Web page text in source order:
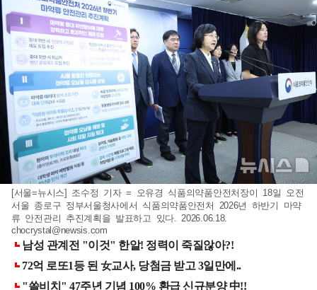
[서울=뉴시스] 조수정 기자 = 오유경 식품의약품안전처장이 18일 오전
서울 종로구 정부서울청사에서 식품의약품안전처 2026년 하반기 마약
류 안전관리 추진계획을 발표하고 있다. 2026.06.18.
chocrystal@newsis.com